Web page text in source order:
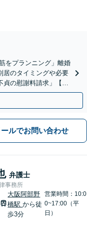
をプランニング」離婚
居のタイミングや必要
の慰謝料請求」【休
ールでお問い合わせ
弁護士
事務所
大阪阿部野
橋駅から徒
歩3分
営業時間：10:0
0~17:00（平
日）